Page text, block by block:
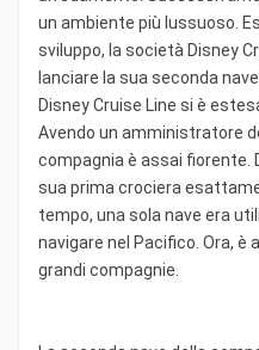
un ambiente più lussuoso.
sviluppo, la società Disney
lanciare la sua seconda
Disney Cruise Line si è
Avendo un amministratore
compagnia è assai fiorente.
sua prima crociera
tempo, una sola nave era
navigare nel Pacifico. Ora, è
grandi compagnie.